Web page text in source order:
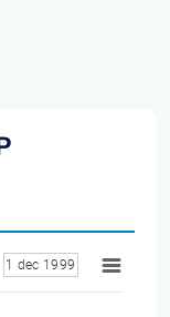
1 dec 1999